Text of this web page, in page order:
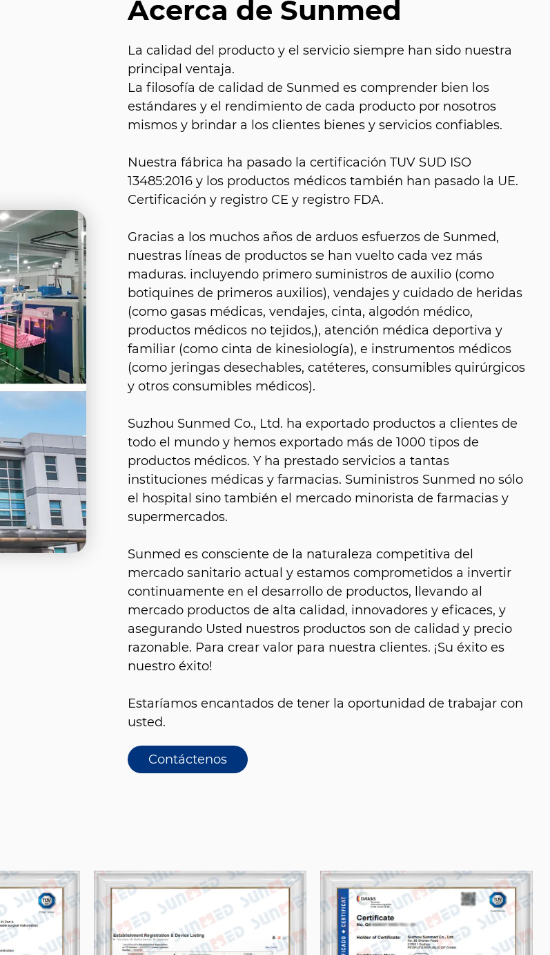
Acerca de Sunmed
La calidad del producto y el servicio siempre han sido nuestra
principal ventaja.
La filosofía de calidad de Sunmed es comprender bien los
estándares y el rendimiento de cada producto por nosotros
mismos y brindar a los clientes bienes y servicios confiables.
Nuestra fábrica ha pasado la certificación TUV SUD ISO
13485:2016 y los productos médicos también han pasado la UE.
Certificación y registro CE y registro FDA.
Gracias a los muchos años de arduos esfuerzos de Sunmed,
nuestras líneas de productos se han vuelto cada vez más
maduras. incluyendo primero suministros de auxilio (como
botiquines de primeros auxilios), vendajes y cuidado de heridas
(como gasas médicas, vendajes, cinta, algodón médico,
productos médicos no tejidos,), atención médica deportiva y
familiar (como cinta de kinesiología), e instrumentos médicos
(como jeringas desechables, catéteres, consumibles quirúrgicos
y otros consumibles médicos).
Suzhou Sunmed Co., Ltd. ha exportado productos a clientes de
todo el mundo y hemos exportado más de 1000 tipos de
productos médicos. Y ha prestado servicios a tantas
instituciones médicas y farmacias. Suministros Sunmed no sólo
el hospital sino también el mercado minorista de farmacias y
supermercados.
Sunmed es consciente de la naturaleza competitiva del
mercado sanitario actual y estamos comprometidos a invertir
continuamente en el desarrollo de productos, llevando al
mercado productos de alta calidad, innovadores y eficaces, y
asegurando Usted nuestros productos son de calidad y precio
razonable. Para crear valor para nuestra clientes. ¡Su éxito es
nuestro éxito!
Estaríamos encantados de tener la oportunidad de trabajar con
usted.
Contáctenos